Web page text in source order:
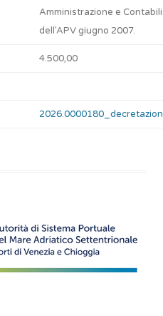
Amministrazione e
dell’APV giugno 2007.
4.500,00